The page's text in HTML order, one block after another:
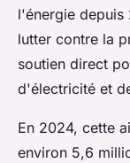
l'énergie depuis
lutter contre la
soutien direct
d'électricité et
En 2024, cette
environ 5,6